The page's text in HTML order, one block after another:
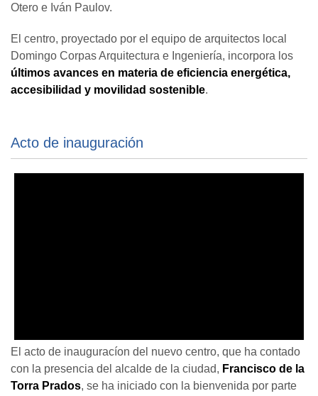
Otero e Iván Paulov.
El centro, proyectado por el equipo de arquitectos local
Domingo Corpas Arquitectura e Ingeniería, incorpora los
últimos avances en materia de eficiencia energética,
accesibilidad y movilidad sostenible.
Acto de inauguración
El acto de inauguracíon del nuevo centro, que ha contado
con la presencia del alcalde de la ciudad, Francisco de la
Torra Prados, se ha iniciado con la bienvenida por parte